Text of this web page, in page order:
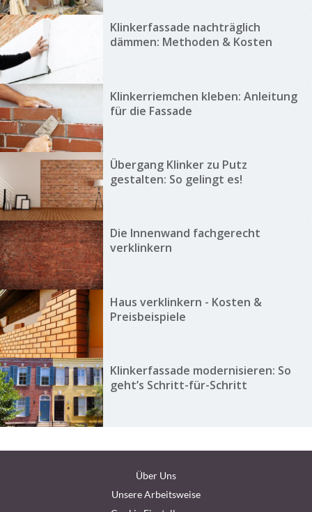
Klinkerfassade nachträglich
dämmen: Methoden & Kosten
Klinkerriemchen kleben: Anleitung
für die Fassade
Übergang Klinker zu Putz
gestalten: So gelingt es!
Die Innenwand fachgerecht
verklinkern
Haus verklinkern - Kosten &
Preisbeispiele
Klinkerfassade modernisieren: So
geht’s Schritt-für-Schritt
Über Uns
Unsere Arbeitsweise